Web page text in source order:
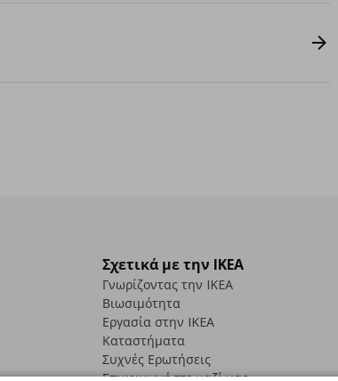
Σχετικά με την IKEA
Γνωρίζοντας την IKEA
Βιωσιμότητα
Εργασία στην IKEA
Καταστήματα
Συχνές Ερωτήσεις